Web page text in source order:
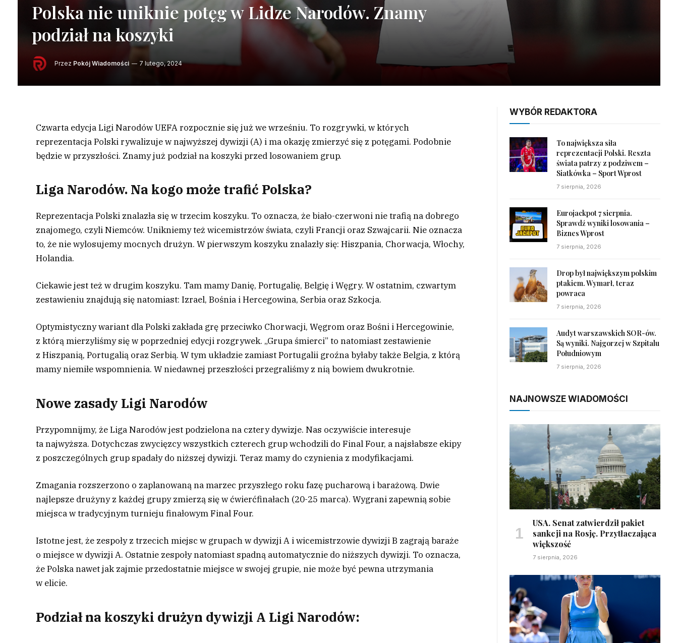
Polska nie uniknie potęg w Lidze Narodów. Znamy
podział na koszyki
Przez Pokój Wiadomości 7 lutego, 2024
Czwarta edycja Ligi Narodów UEFA rozpocznie się już we wrześniu. To rozgrywki, w których
reprezentacja Polski rywalizuje w najwyższej dywizji (A) i ma okazję zmierzyć się z potęgami. Podobnie
będzie w przyszłości. Znamy już podział na koszyki przed losowaniem grup.
Liga Narodów. Na kogo może trafić Polska?
Reprezentacja Polski znalazła się w trzecim koszyku. To oznacza, że biało-czerwoni nie trafią na dobrego
znajomego, czyli Niemców. Unikniemy też wicemistrzów świata, czyli Francji oraz Szwajcarii. Nie oznacza
to, że nie wylosujemy mocnych drużyn. W pierwszym koszyku znalazły się: Hiszpania, Chorwacja, Włochy,
Holandia.
Ciekawie jest też w drugim koszyku. Tam mamy Danię, Portugalię, Belgię i Węgry. W ostatnim, czwartym
zestawieniu znajdują się natomiast: Izrael, Bośnia i Hercegowina, Serbia oraz Szkocja.
Optymistyczny wariant dla Polski zakłada grę przeciwko Chorwacji, Węgrom oraz Bośni i Hercegowinie,
z którą mierzyliśmy się w poprzedniej edycji rozgrywek. „Grupa śmierci” to natomiast zestawienie
z Hiszpanią, Portugalią oraz Serbią. W tym układzie zamiast Portugalii groźna byłaby także Belgia, z którą
mamy niemiłe wspomnienia. W niedawnej przeszłości przegraliśmy z nią bowiem dwukrotnie.
Nowe zasady Ligi Narodów
Przypomnijmy, że Liga Narodów jest podzielona na cztery dywizje. Nas oczywiście interesuje
ta najwyższa. Dotychczas zwycięzcy wszystkich czterech grup wchodzili do Final Four, a najsłabsze ekipy
z poszczególnych grup spadały do niższej dywizji. Teraz mamy do czynienia z modyfikacjami.
Zmagania rozszerzono o zaplanowaną na marzec przyszłego roku fazę pucharową i barażową. Dwie
najlepsze drużyny z każdej grupy zmierzą się w ćwierćfinałach (20-25 marca). Wygrani zapewnią sobie
miejsca w tradycyjnym turnieju finałowym Final Four.
Istotne jest, że zespoły z trzecich miejsc w grupach w dywizji A i wicemistrzowie dywizji B zagrają baraże
o miejsce w dywizji A. Ostatnie zespoły natomiast spadną automatycznie do niższych dywizji. To oznacza,
że Polska nawet jak zajmie przedostatnie miejsce w swojej grupie, nie może być pewna utrzymania
w elicie.
Podział na koszyki drużyn dywizji A Ligi Narodów:
WYBÓR REDAKTORA
To największa siła
reprezentacji Polski. Reszta
świata patrzy z podziwem –
Siatkówka – Sport Wprost
7 sierpnia, 2026
Eurojackpot 7 sierpnia.
Sprawdź wyniki losowania –
Biznes Wprost
7 sierpnia, 2026
Drop był największym polskim
ptakiem. Wymarł, teraz
powraca
7 sierpnia, 2026
Audyt warszawskich SOR-ów.
Są wyniki. Najgorzej w Szpitalu
Południowym
7 sierpnia, 2026
NAJNOWSZE WIADOMOŚCI
USA. Senat zatwierdził pakiet
sankcji na Rosję. Przytłaczająca
większość
7 sierpnia, 2026